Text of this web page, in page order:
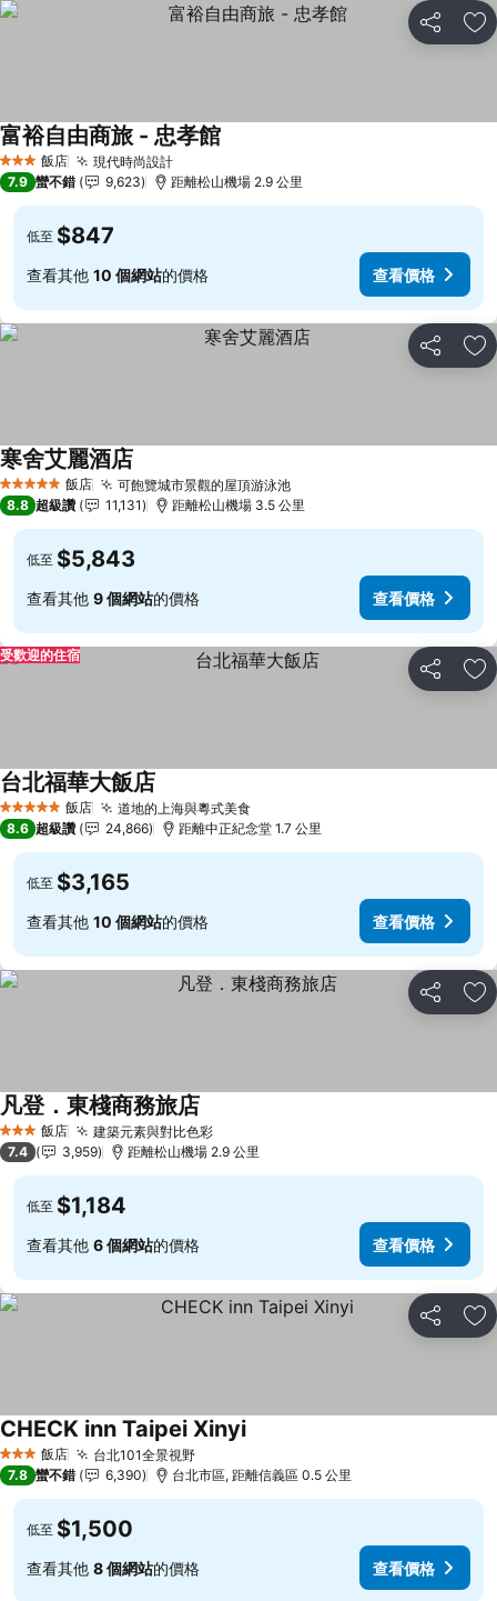
分享 加
3 星級 飯店 現代時尚設計查看價格
富裕自由商旅 - 忠孝館
7.9 蠻不錯 9,623 距離松山機場 2.9 公里
低至 $847
查看其他 10 個網站的價格 查看價格
分享 加
5 星級 飯店 可飽覽城市景觀的屋頂游泳池查看價格
寒舍艾麗酒店
8.8 超級讚 11,131 距離松山機場 3.5 公里
低至 $5,843
查看其他 9 個網站的價格 查看價格
分享 加
受歡迎的住宿
5 星級 飯店 道地的上海與粵式美食查看價格
台北福華大飯店
8.6 超級讚 24,866 距離中正紀念堂 1.7 公里
低至 $3,165
查看其他 10 個網站的價格 查看價格
分享 加
3 星級 飯店 建築元素與對比色彩查看價格
凡登．東棧商務旅店
7.4 3,959 距離松山機場 2.9 公里
低至 $1,184
查看其他 6 個網站的價格 查看價格
分享 加
3 星級 飯店 台北101全景視野查看價格
CHECK inn Taipei Xinyi查看價格
7.8 蠻不錯 6,390 台北市區, 距離信義區 0.5 公里
低至 $1,500
查看其他 8 個網站的價格 查看價格